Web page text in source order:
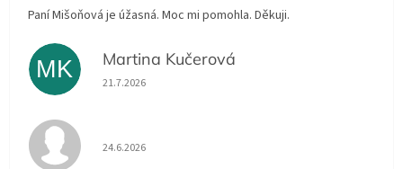
Paní Mišoňová je úžasná. Moc mi pomohla. Děkuji.
MK Martina Kučerová
Hodnocení obchodu je 5 z 5 hvězdiček.
21.7.2026
Hodnocení obchodu je 5 z 5 hvězdiček.
24.6.2026